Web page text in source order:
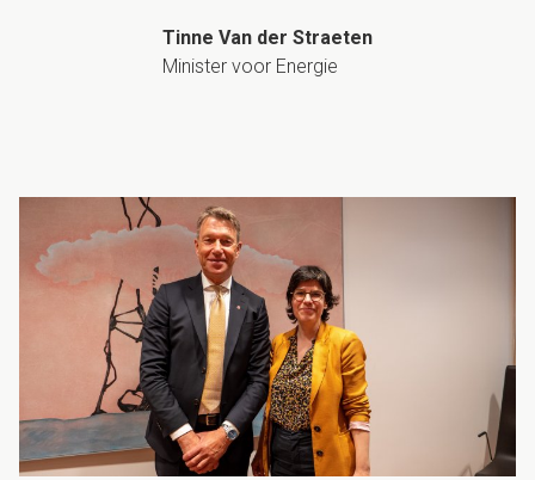
Tinne Van der Straeten
Minister voor Energie